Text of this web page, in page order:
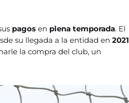
pagosen plena temporada. El
su llegada a la entidad en2021
la compra del club, un